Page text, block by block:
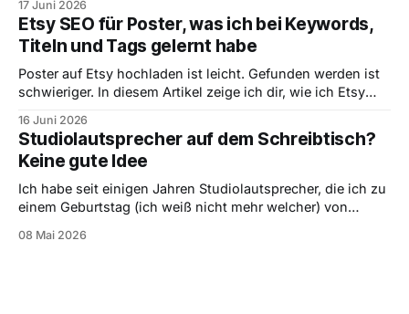
verständliche Titel oft besser sind als künstlich optimierte.
17 Juni 2026
Etsy SEO für Poster, was ich bei Keywords,
Titeln und Tags gelernt habe
Poster auf Etsy hochladen ist leicht. Gefunden werden ist
schwieriger. In diesem Artikel zeige ich dir, wie ich Etsy
und worauf ich bei Titeln, Tags und Produktbildern achte.
16 Juni 2026
Studiolautsprecher auf dem Schreibtisch?
Keine gute Idee
Ich habe seit einigen Jahren Studiolautsprecher, die ich zu
einem Geburtstag (ich weiß nicht mehr welcher) von
einige Jahre her sein, da sie damals in meinem Zimmer
08 Mai 2026